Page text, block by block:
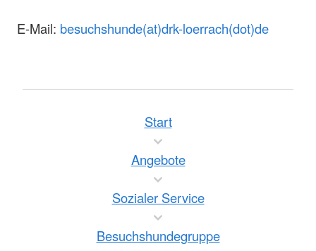
E-Mail: besuchshunde(at)drk-loerrach(dot)de
Start
Angebote
Sozialer Service
Besuchshundegruppe